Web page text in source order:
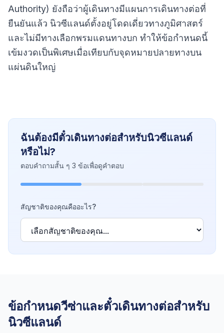
Authority) ยังถือว่าผู้เดินทางมีแผนการเดินทางต่อที่
ยืนยันแล้ว นิวซีแลนด์ตั้งอยู่โดดเดี่ยวทางภูมิศาสตร์
และไม่มีทางเลือกพรมแดนทางบก ทำให้ข้อกำหนดนี้
เข้มงวดเป็นพิเศษเมื่อเทียบกับจุดหมายปลายทางบน
แผ่นดินใหญ่
ฉันต้องมีตั๋วเดินทางต่อสำหรับนิวซีแลนด์
หรือไม่?
ตอบคำถามสั้น ๆ 3 ข้อเพื่อดูคำตอบ
สัญชาติของคุณคืออะไร?
ข้อกำหนดวีซ่าและตั๋วเดินทางต่อสำหรับ
นิวซีแลนด์